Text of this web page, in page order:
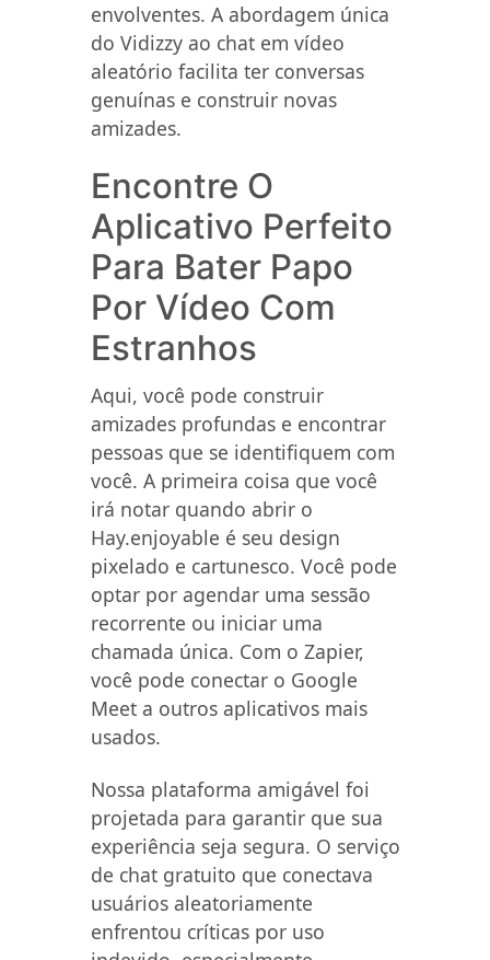
envolventes. A abordagem única
do Vidizzy ao chat em vídeo
aleatório facilita ter conversas
genuínas e construir novas
amizades.
Encontre O
Aplicativo Perfeito
Para Bater Papo
Por Vídeo Com
Estranhos
Aqui, você pode construir
amizades profundas e encontrar
pessoas que se identifiquem com
você. A primeira coisa que você
irá notar quando abrir o
Hay.enjoyable é seu design
pixelado e cartunesco. Você pode
optar por agendar uma sessão
recorrente ou iniciar uma
chamada única. Com o Zapier,
você pode conectar o Google
Meet a outros aplicativos mais
usados.
Nossa plataforma amigável foi
projetada para garantir que sua
experiência seja segura. O serviço
de chat gratuito que conectava
usuários aleatoriamente
enfrentou críticas por uso